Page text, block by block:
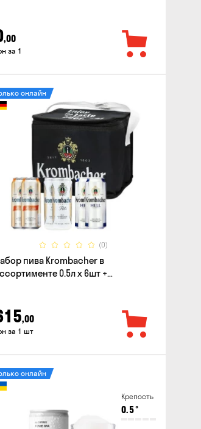
,00
за 1
(0)
онлайн
пива Krombacher в
0.5л х 6шт +
,00
за 1 шт
Крепость
0.5°
онлайн